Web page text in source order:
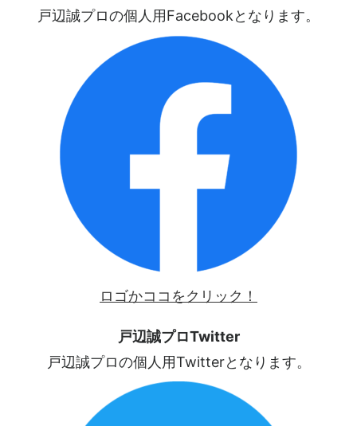
戸辺誠プロの個人用Facebookとなります。
ロゴかココをクリック！
戸辺誠プロTwitter
戸辺誠プロの個人用Twitterとなります。